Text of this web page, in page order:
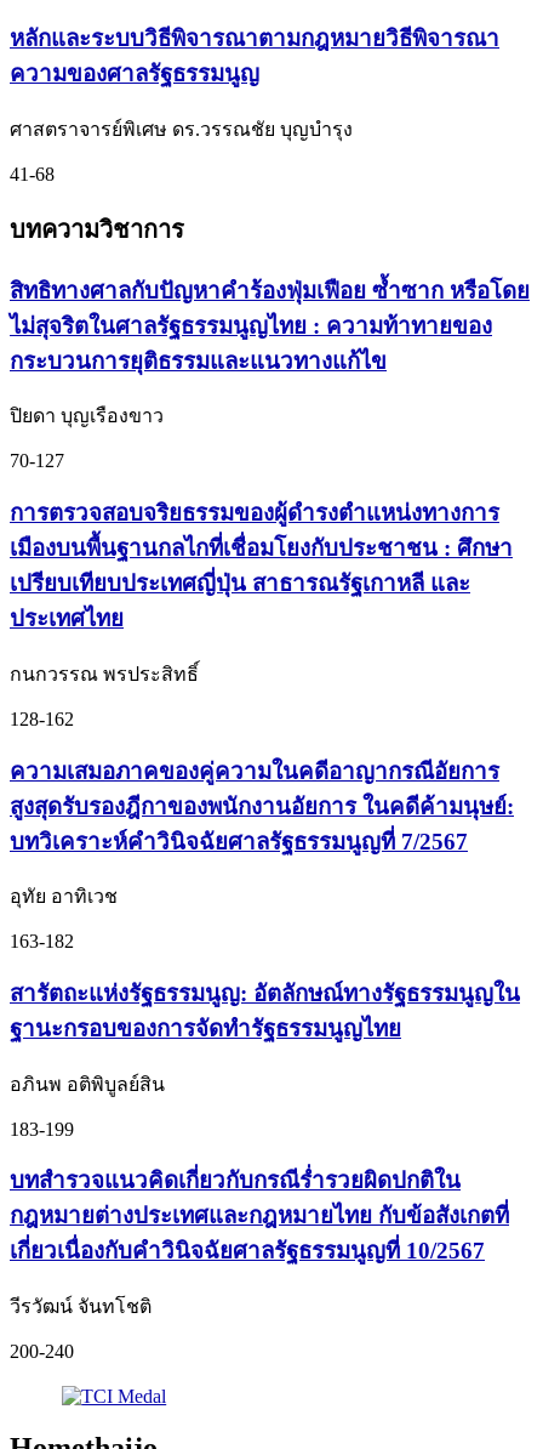
หลักและระบบวิธีพิจารณาตามกฎหมายวิธีพิจารณา
ความของศาลรัฐธรรมนูญ
ศาสตราจารย์พิเศษ ดร.วรรณชัย บุญบำรุง
41-68
บทความวิชาการ
สิทธิทางศาลกับปัญหาคำร้องฟุ่มเฟือย ซ้ำซาก หรือโดย
ไม่สุจริตในศาลรัฐธรรมนูญไทย : ความท้าทายของ
กระบวนการยุติธรรมและแนวทางแก้ไข
ปิยดา บุญเรืองขาว
70-127
การตรวจสอบจริยธรรมของผู้ดำรงตำแหน่งทางการ
เมืองบนพื้นฐานกลไกที่เชื่อมโยงกับประชาชน : ศึกษา
เปรียบเทียบประเทศญี่ปุ่น สาธารณรัฐเกาหลี และ
ประเทศไทย
กนกวรรณ พรประสิทธิ์
128-162
ความเสมอภาคของคู่ความในคดีอาญากรณีอัยการ
สูงสุดรับรองฎีกาของพนักงานอัยการ ในคดีค้ามนุษย์:
บทวิเคราะห์คำวินิจฉัยศาลรัฐธรรมนูญที่ 7/2567
อุทัย อาทิเวช
163-182
สารัตถะแห่งรัฐธรรมนูญ: อัตลักษณ์ทางรัฐธรรมนูญใน
ฐานะกรอบของการจัดทำรัฐธรรมนูญไทย
อภินพ อติพิบูลย์สิน
183-199
บทสำรวจแนวคิดเกี่ยวกับกรณีร่ำรวยผิดปกติใน
กฎหมายต่างประเทศและกฎหมายไทย กับข้อสังเกตที่
เกี่ยวเนื่องกับคำวินิจฉัยศาลรัฐธรรมนูญที่ 10/2567
วีรวัฒน์ จันทโชติ
200-240